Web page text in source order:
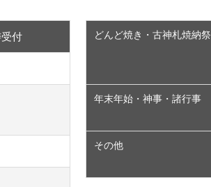
付 どんど焼き・古神札焼納祭
年末年始・神事・諸行事
その他